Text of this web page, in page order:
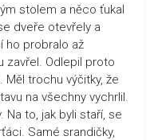
stolem a něco ťukal
dveře otevřely a
ho probralo až
zavřel. Odlepil proto
trochu výčitky, že
na všechny vychrlil.
Na to, jak byli staří, se
Samé srandičky,